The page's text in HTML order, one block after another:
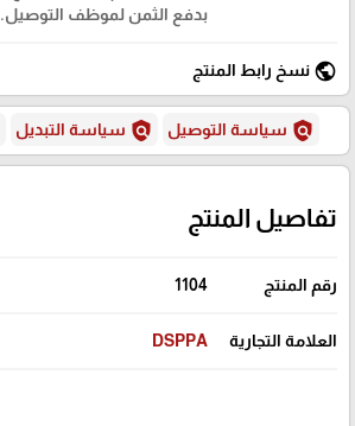
بدفع الثمن لموظف التوصيل.
public نسخ رابط المنتج
policy سياسة التوصيل policy سياسة التبديل
تفاصيل المنتج
رقم المنتج 1104
العلامة التجارية DSPPA